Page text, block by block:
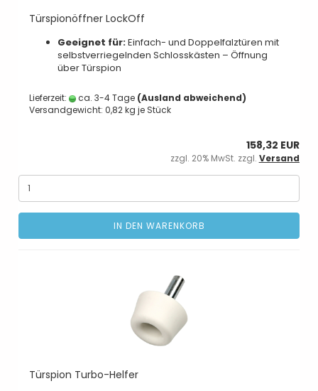
Türspionöffner LockOff
Geeignet für:Einfach- und Doppelfalztüren mit
selbstverriegelnden Schlosskästen – Öffnung
über Türspion
Lieferzeit: ca. 3-4 Tage (Ausland abweichend)
Versandgewicht:0,82kg je Stück
158,32 EUR
zzgl. 20% MwSt. zzgl. Versand
IN DEN WARENKORB
Türspion Turbo-Helfer